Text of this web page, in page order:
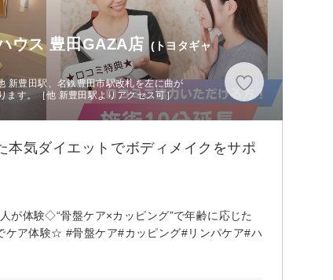
ウス 豊田GAZA店 (トヨタギャ
新豊田駅、名鉄豊田市駅改札を左に曲が
ます。［他 新豊田駅よりアクセス可］
本気ダイエットでボディメイクをサポ
が体験◇“骨盤ケア×カッピング”で年齢に応じた
ケア体験☆ #骨盤ケア#カッピング#リンパケア#ハ